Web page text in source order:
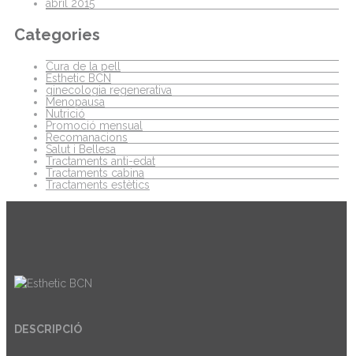
abril 2015
Categories
Cura de la pell
Esthetic BCN
ginecologia regenerativa
Menopausa
Nutrició
Promoció mensual
Recomanacions
Salut i Bellesa
Tractaments anti-edat
Tractaments cabina
Tractaments estètics
DESCRIPCIÓ